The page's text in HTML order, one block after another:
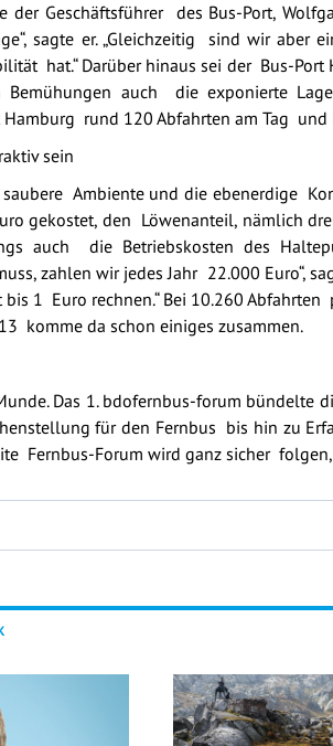
Geschäftsführer des Bus-Port,
sagte er. „Gleichzeitig sind wir
hat.“ Darüber hinaus sei der Bus-
Bemühungen auch die exponierte
rund 120 Abfahrten am Tag
sein
saubere Ambiente und die ebenerdige
gekostet, den Löwenanteil, nämlich
auch die Betriebskosten des
zahlen wir jedes Jahr 22.000 Euro“,
bis 1 Euro rechnen.“ Bei 10.260
komme da schon einiges zusammen.
Das 1. bdofernbus-forum bündelte
für den Fernbus bis hin zu
Fernbus-Forum wird ganz sicher